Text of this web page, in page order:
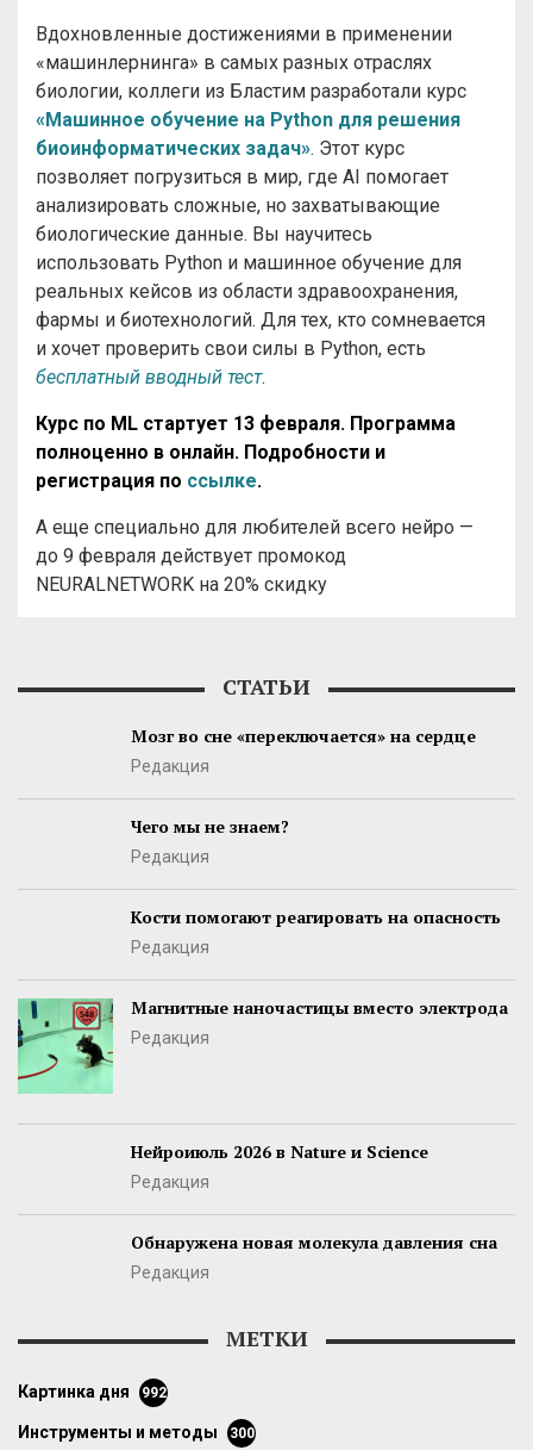
Вдохновленные достижениями в применении
«машинлернинга» в самых разных отраслях
биологии, коллеги из Бластим разработали курс
«Машинное обучение на Python для решения
биоинформатических задач». Этот курс
позволяет погрузиться в мир, где AI помогает
анализировать сложные, но захватывающие
биологические данные. Вы научитесь
использовать Python и машинное обучение для
реальных кейсов из области здравоохранения,
фармы и биотехнологий. Для тех, кто сомневается
и хочет проверить свои силы в Python, есть
бесплатный вводный тест.
Курс по ML стартует 13 февраля. Программа
полноценно в онлайн. Подробности и
регистрация по ссылке.
А еще специально для любителей всего нейро —
до 9 февраля действует промокод
NEURALNETWORK на 20% скидку
СТАТЬИ
Мозг во сне «переключается» на сердце
Редакция
Чего мы не знаем?
Редакция
Кости помогают реагировать на опасность
Редакция
Магнитные наночастицы вместо электрода
Редакция
Нейроиюль 2026 в Nature и Science
Редакция
Обнаружена новая молекула давления сна
Редакция
МЕТКИ
картинка дня 992
инструменты и методы 300